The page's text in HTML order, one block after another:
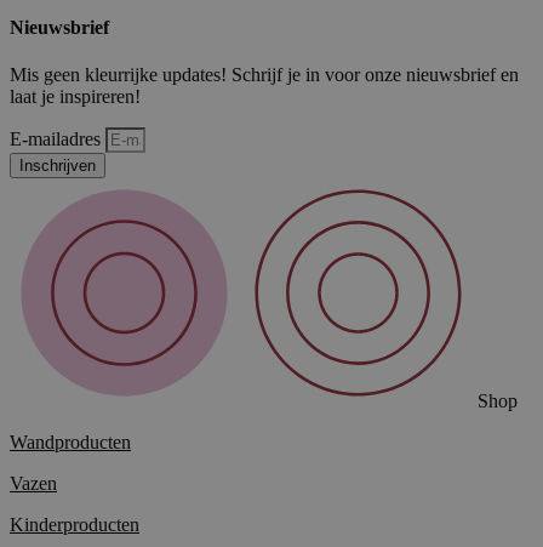
Nieuwsbrief
Mis geen kleurrijke updates! Schrijf je in voor onze nieuwsbrief en
laat je inspireren!
E-mailadres
Inschrijven
Shop
Wandproducten
Vazen
Kinderproducten